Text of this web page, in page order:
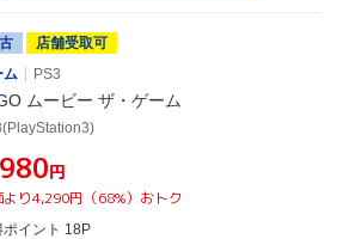
店舗受取可
ム
PS3
ムービー ザ・ゲーム
円
より4,290円（68%）おトク
ポイント 18P